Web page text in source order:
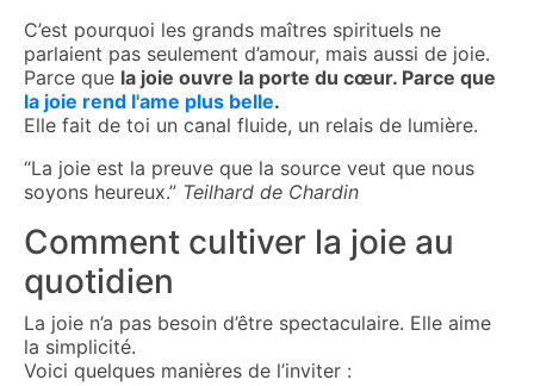
C’est pourquoi les grands maîtres spirituels ne
parlaient pas seulement d’amour, mais aussi de joie.
Parce que la joie ouvre la porte du cœur. Parce que
la joie rend l'ame plus belle.
Elle fait de toi un canal fluide, un relais de lumière.
“La joie est la preuve que la source veut que nous
soyons heureux.” Teilhard de Chardin
Comment cultiver la joie au
quotidien
La joie n’a pas besoin d’être spectaculaire. Elle aime
la simplicité.
Voici quelques manières de l’inviter :